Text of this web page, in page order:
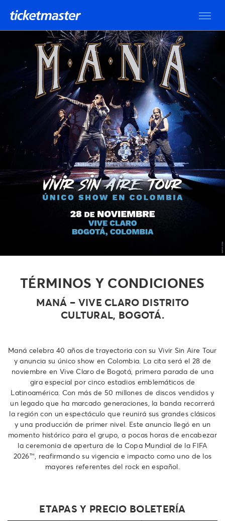
TÉRMINOS Y CONDICIONES
MANÁ – VIVE CLARO DISTRITO
CULTURAL, BOGOTÁ.
Maná celebra 40 años de trayectoria con su Vivir Sin Aire Tour
y anuncia su único show en Colombia. La cita será el 28 de
noviembre en Vive Claro de Bogotá, primera parada de una
gira especial por cinco estadios emblemáticos de
Latinoamérica. Con más de 50 millones de discos vendidos y
un legado que ha marcado generaciones, la banda recorrerá
la región con un espectáculo que reunirá sus grandes clásicos
y una producción de primer nivel. Este anuncio llegó en un
momento histórico para el grupo, a pocas horas de encabezar
la ceremonia de apertura de la Copa Mundial de la FIFA
2026™️, reafirmando su vigencia e impacto como uno de los
mayores referentes del rock en español.
ETAPAS Y PRECIO BOLETERÍA